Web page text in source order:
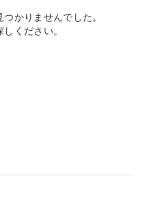
かりませんでした。
ください。